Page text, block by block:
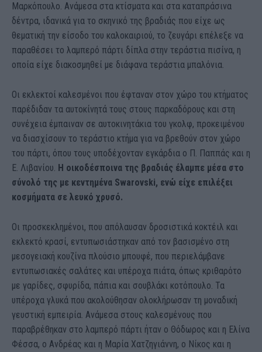
Μαρκόπουλο. Ανάμεσα στα κτίσματα και στα καταπράσινα
δέντρα, ιδανικά για το σκηνικό της βραδιάς που είχε ως
θεματική την είσοδο του καλοκαιριού, το ζευγάρι επέλεξε να
παραθέσει το λαμπερό πάρτι δίπλα στην τεράστια πισίνα, η
οποία είχε διακοσμηθεί με διάφανα τεράστια μπαλόνια.
Οι εκλεκτοί καλεσμένοι που έφταναν στον χώρο του κτήματος
παρέδιδαν τα αυτοκίνητά τους στους παρκαδόρους και στη
συνέχεια έμπαιναν σε αυτοκινητάκια του γκολφ, προκειμένου
να διασχίσουν το τεράστιο κτήμα για να βρεθούν στον χώρο
του πάρτι, όπου τους υποδέχονταν εγκάρδια ο Π. Παππάς και η
Ε. Λιβανίου. Η οικοδέσποινα της βραδιάς έλαμπε μέσα στο
σύνολό της με κεντημένα Swarovski, ενώ είχε επιλέξει
κοσμήματα σε λευκό χρυσό.
Οι προσκεκλημένοι, που απόλαυσαν δροσιστικά κοκτέιλ και
εκλεκτό κρασί, εντυπωσιάστηκαν από τον βασισμένο στη
μεσογειακή κουζίνα πλούσιο μπουφέ, που περιελάμβανε
εντυπωσιακές σαλάτες και υπέροχα πιάτα, όπως κριθαρότο
με γαρίδες, σφυρίδα, πάπια και σουβλάκι κοτόπουλο. Τα
υπέροχα γλυκά που ακολούθησαν ολοκλήρωσαν τη μοναδική
γευστική εμπειρία. Ανάμεσα στους καλεσμένους που
παραβρέθηκαν στο λαμπερό πάρτι ήταν ο Θόδωρος και η Ελίνα
Φέσσα, ο Ανδρέας και η Μαρία Χατζηγιάννη, ο Νίκος και η